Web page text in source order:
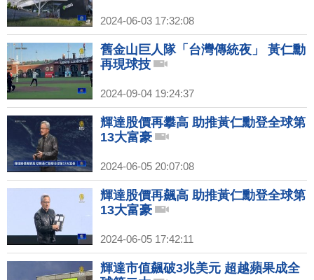
2024-06-03 17:32:08
舊金山巨人隊「台灣傳統夜」 黃仁勳
再現球技
2024-09-04 19:24:37
輝達股價再攀高 助推黃仁勳登全球第
13大富豪
2024-06-05 20:07:08
輝達股價再飆高 助推黃仁勳登全球第
13大富豪
2024-06-05 17:42:11
輝達市值飆破3兆美元 超越蘋果成全